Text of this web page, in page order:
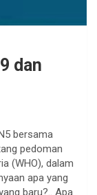
dan
bersama
pedoman
(WHO), dalam
apa yang
baru?.. Apa